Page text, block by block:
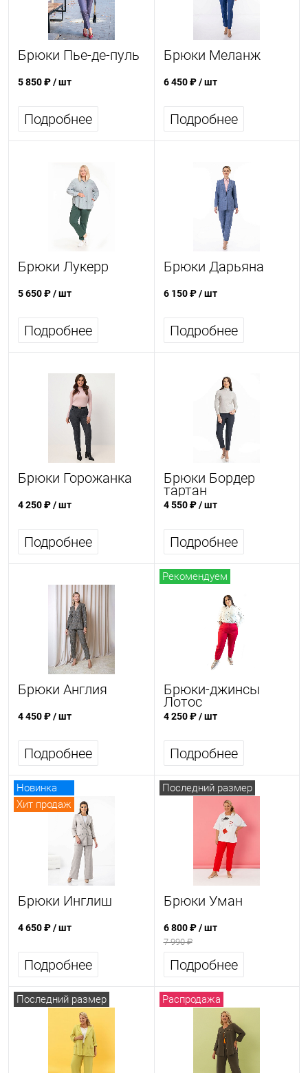
Брюки Пье-де-пуль
5 850 ₽/ шт
Подробнее
Брюки Меланж
6 450 ₽/ шт
Подробнее
Брюки Лукерр
5 650 ₽/ шт
Подробнее
Брюки Дарьяна
6 150 ₽/ шт
Подробнее
Брюки Горожанка
4 250 ₽/ шт
Подробнее
Брюки Бордер
тартан
4 550 ₽/ шт
Подробнее
Брюки Англия
4 450 ₽/ шт
Подробнее
Рекомендуем
Брюки-джинсы
Лотос
4 250 ₽/ шт
Подробнее
Новинка
Хит продаж
Брюки Инглиш
4 650 ₽/ шт
Подробнее
Последний размер
Брюки Уман
6 800 ₽/ шт
7 990 ₽
Подробнее
Последний размер Распродажа